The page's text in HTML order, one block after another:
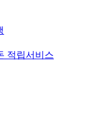
적립서비스